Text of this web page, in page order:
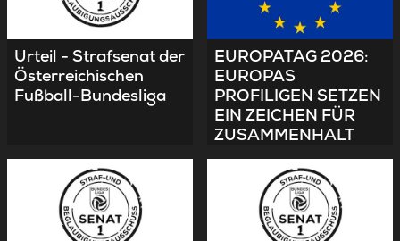
Urteil - Strafsenat der
Österreichischen
Fußball-Bundesliga
EUROPATAG 2026:
EUROPAS
PROFILIGEN SETZEN
EIN ZEICHEN FÜR
ZUSAMMENHALT